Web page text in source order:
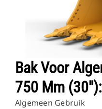
Bak Voor
750 Mm
Algemeen Gebruik